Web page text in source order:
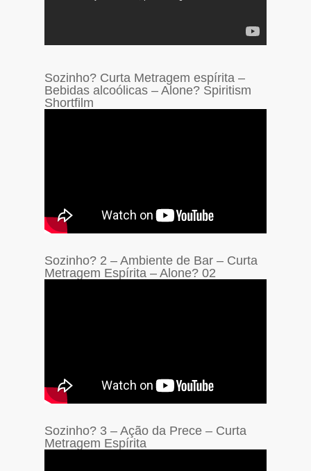
Sozinho? Curta Metragem espírita –
Bebidas alcoólicas – Alone? Spiritism
Shortfilm
Sozinho? 2 – Ambiente de Bar – Curta
Metragem Espírita – Alone? 02
Sozinho? 3 – Ação da Prece – Curta
Metragem Espírita